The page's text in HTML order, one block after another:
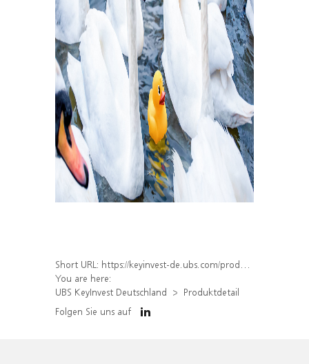
Short URL: https://keyinvest-de.ubs.com/produkt/detail/index/isin/DE000WA34Z03
You are here:
UBS KeyInvest Deutschland
Produktdetail
Folgen Sie uns auf